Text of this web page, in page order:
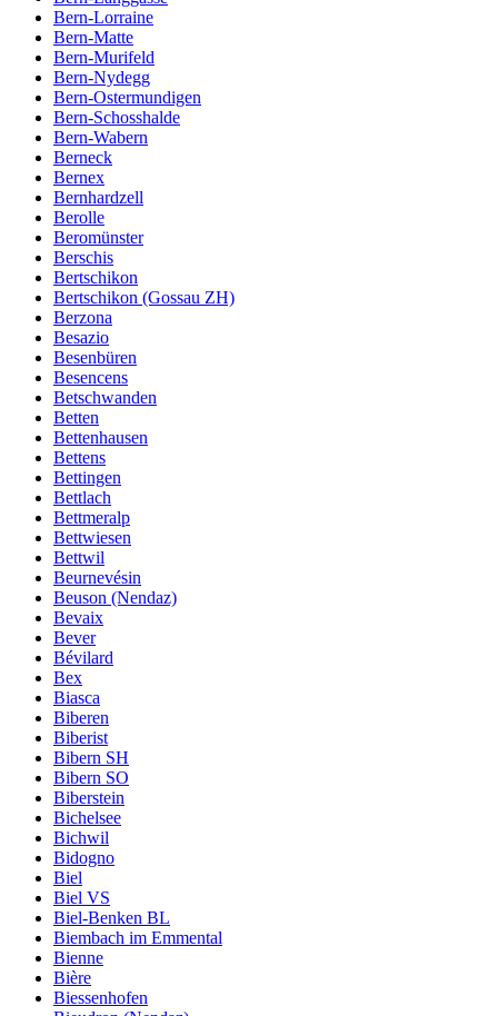
Bern-Lorraine
Bern-Matte
Bern-Murifeld
Bern-Nydegg
Bern-Ostermundigen
Bern-Schosshalde
Bern-Wabern
Berneck
Bernex
Bernhardzell
Berolle
Beromünster
Berschis
Bertschikon
Bertschikon (Gossau ZH)
Berzona
Besazio
Besenbüren
Besencens
Betschwanden
Betten
Bettenhausen
Bettens
Bettingen
Bettlach
Bettmeralp
Bettwiesen
Bettwil
Beurnevésin
Beuson (Nendaz)
Bevaix
Bever
Bévilard
Bex
Biasca
Biberen
Biberist
Bibern SH
Bibern SO
Biberstein
Bichelsee
Bichwil
Bidogno
Biel
Biel VS
Biel-Benken BL
Biembach im Emmental
Bienne
Bière
Biessenhofen